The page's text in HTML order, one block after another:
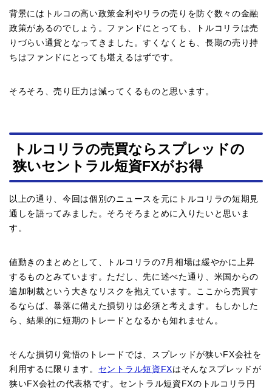
背景にはトルコの高い政策金利やリラの売りを防ぐ数々の金融
政策があるのでしょう。ファンドにとっても、トルコリラは売
りづらい通貨となってきました。すくなくとも、長期の売り持
ちはファンドにとっても堪えるはずです。
そろそろ、売り圧力は減ってくるものと思います。
トルコリラの売買ならスプレッドの
狭いセントラル短資FXがお得
以上の通り、今回は個別のニュースを元にトルコリラの短期見
通しを語ってみました。そろそろまとめに入りたいと思いま
す。
値動きのまとめとして、トルコリラの7月相場は緩やかに上昇
するものとみています。ただし、先に述べた通り、米国からの
追加制裁という大きなリスクを抱えています。ここから売買す
るならば、暴落に備えた損切りは必須と考えます。もしかした
ら、結果的に短期のトレードとなるかも知れません。
そんな損切り覚悟のトレードでは、スプレッドが狭いFX会社を
利用するに限ります。 セントラル短資FXはそんなスプレッドが
狭いFX会社の代表格です。セントラル短資FXのトルコリラ円